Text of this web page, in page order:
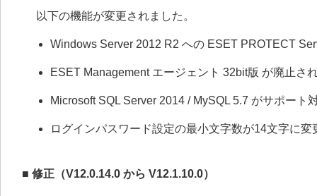
以下の機能が変更されました。
Windows Server 2012 R2 への ESET PROTECT
ESET Management エージェント 32bit版 が廃止さ
Microsoft SQL Server 2014 / MySQL 5.7 がサポート
ログインパスワード設定の最小文字数が14文字に変
■ 修正（V12.0.14.0 から V12.1.10.0）